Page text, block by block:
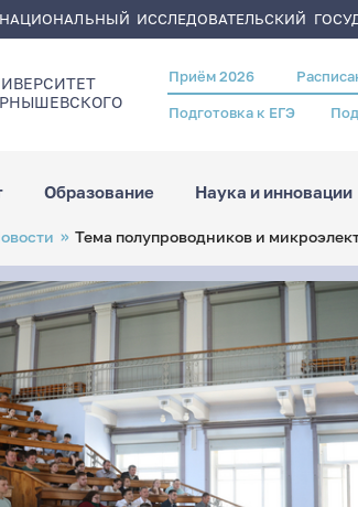
ИССЛЕДОВАТЕЛЬСКИЙ
Header
menu
Приём 2026
Подготовка к ЕГЭ
Образование Наука и инновации
Тема полупроводников и